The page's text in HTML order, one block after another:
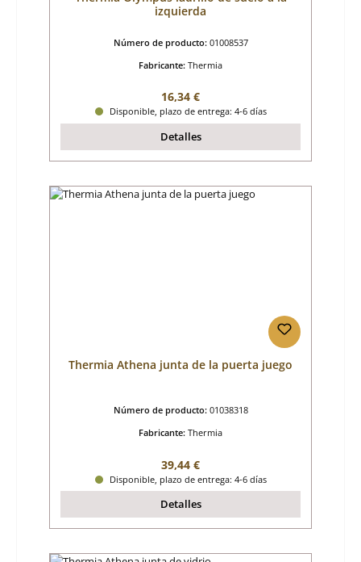
izquierda
Número de producto: 01008537
Fabricante: Thermia
Precio normal:
16,34 €
Disponible, plazo de entrega: 4-6 días
Detalles
Thermia Athena junta de la puerta juego
Número de producto: 01038318
Fabricante: Thermia
Precio normal:
39,44 €
Disponible, plazo de entrega: 4-6 días
Detalles